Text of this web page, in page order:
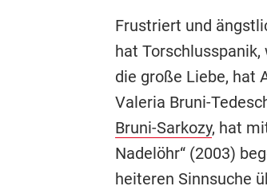
Frustriert und
hat
die große Liebe, hat
Valeria Bruni-
Bruni-Sarkozy, hat
Nadelöhr“ (2003)
heiteren Sinnsuche